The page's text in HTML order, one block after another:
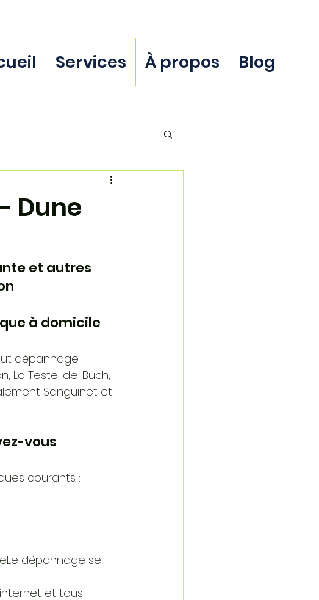
Services À propos Blog
Dune
et autres
à domicile
dépannage
La Teste-de-Buch,
Sanguinet et
vous
courants :
dépannage se
et tous